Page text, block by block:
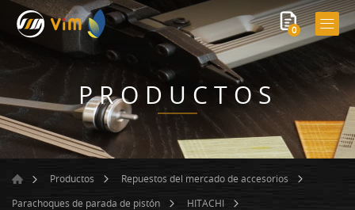
0
PRODUCTOS
Productos
Repuestos del mercado de accesorios
Parachoques de parada de pistón
HITACHI